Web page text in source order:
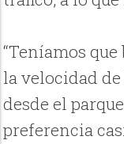
“Teníamos
la velocidad
desde el
preferencia